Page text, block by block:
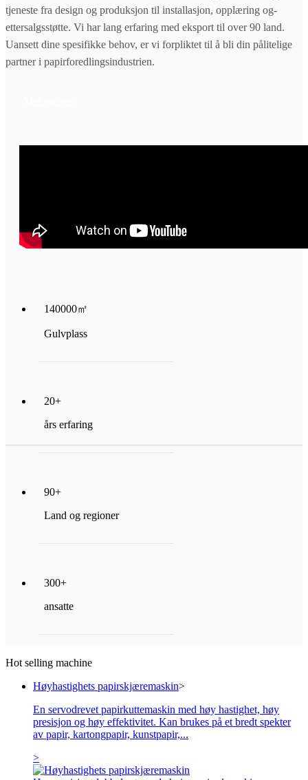
tjeneste fra design og produksjon til installasjon, opplæring og-
ettersalgsstøtte. Vi har lang erfaring med eksport til over 90 land.
Uansett dine spesifikke behov, er vi forpliktet til å bli din pålitelige
partner i papirforedlingsindustrien.
140000㎡
Gulvplass
20+
års erfaring
90+
Land og regioner
300+
ansatte
Hot selling machine
Høyhastighets papirskjæremaskin>
En servodrevet papirkuttemaskin med høy hastighet, høy
presisjon og høy effektivitet. Kan brukes på et bredt spekter
av papir, kartongpapir, kunstpapir,...
>